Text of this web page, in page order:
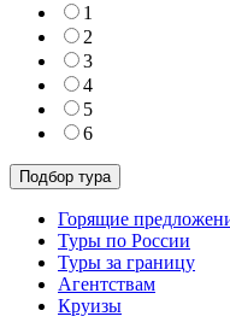
1
2
3
4
5
6
Горящие
Туры по России
Туры за границу
Агентствам
Круизы